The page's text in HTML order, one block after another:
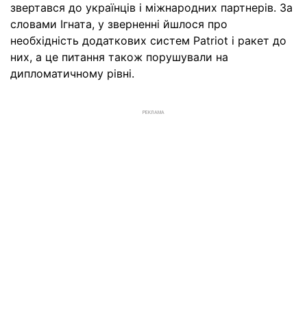
звертався до українців і міжнародних партнерів. За
словами Ігната, у зверненні йшлося про
необхідність додаткових систем Patriot і ракет до
них, а це питання також порушували на
дипломатичному рівні.
РЕКЛАМА